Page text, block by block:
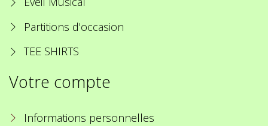
Partitions d'occasion
TEE SHIRTS
Votre compte
Informations personnelles